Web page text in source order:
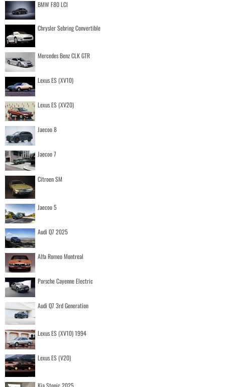
BMW F80 LCI
Chrysler Sebring Convertible
Mercedes Benz CLK GTR
Lexus ES (XV10)
Lexus ES (XV20)
Jaecoo 8
Jaecoo 7
Citroen SM
Jaecoo 5
Audi Q7 2025
Alfa Romeo Montreal
Porsche Cayenne Electric
Audi Q7 3rd Generation
Lexus ES (XV10) 1994
Lexus ES (V20)
Kia Stonic 2025